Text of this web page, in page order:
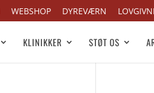
WEBSHOP DYREVÆRN
KLINIKKER STØT OS